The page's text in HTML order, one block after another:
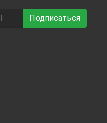
Подписаться